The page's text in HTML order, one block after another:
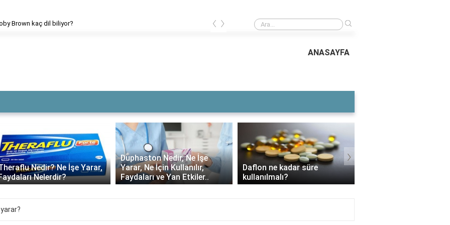
Brown kaç dil biliyor? Millie Boby Brown kaç dil biliyor?
‹ ›
ANASAYFA
Nedir, Ne İşe
Ne İçin Kullanılır,
ve Yan Etkiler..
Daflon ne kadar süre
kullanılmalı?
3 Aylık Bebek Günde Kaç CC
Mama Yer?
›